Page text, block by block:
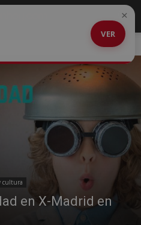
cultura
en X-Madrid en
VER
×